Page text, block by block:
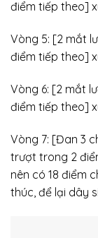
điểm tiếp theo]
Vòng 5: [2 mắt
điểm tiếp theo]
Vòng 6: [2 mắt
điểm tiếp theo]
Vòng 7: [Đan 3
trượt trong 2
nên có 18 điểm
thúc, để lại dây